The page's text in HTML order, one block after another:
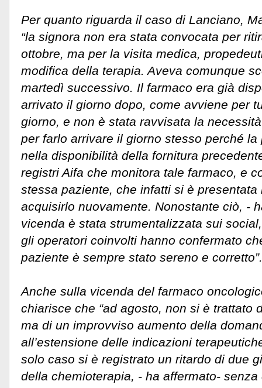
Per quanto riguarda il caso di Lanciano,
“la signora non era stata convocata per
ottobre, ma per la visita medica,
modifica della terapia. Aveva comunque
martedì successivo. Il farmaco era già
arrivato il giorno dopo, come avviene per
giorno, e non è stata ravvisata la
per farlo arrivare il giorno stesso perché
nella disponibilità della fornitura
registri Aifa che monitora tale farmaco, e
stessa paziente, che infatti si è presentata
acquisirlo nuovamente. Nonostante ciò, -
vicenda è stata strumentalizzata sui
gli operatori coinvolti hanno confermato
paziente è sempre stato sereno e corretto”.
Anche sulla vicenda del farmaco
chiarisce che “ad agosto, non si è trattato
ma di un improvviso aumento della
all’estensione delle indicazioni
solo caso si è registrato un ritardo di due
della chemioterapia, - ha affermato-